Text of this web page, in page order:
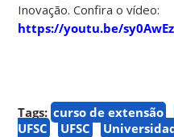
Inovação. Confira o vídeo:
https://youtu.be/
Tags: curso de extensão
UFSC
UFSC